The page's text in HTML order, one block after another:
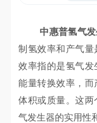
中惠普氢气
制氢效率和产气
效率指的是氢气
能量转换效率，
体积或质量。这
气发生器的实用性